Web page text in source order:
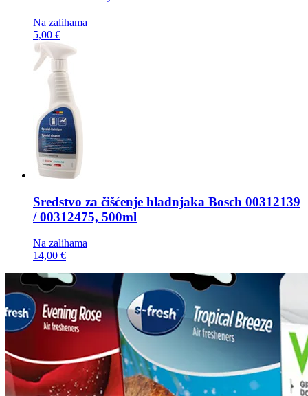
Na zalihama
5,00 €
Sredstvo za čišćenje hladnjaka Bosch 00312139
/ 00312475, 500ml
Na zalihama
14,00 €